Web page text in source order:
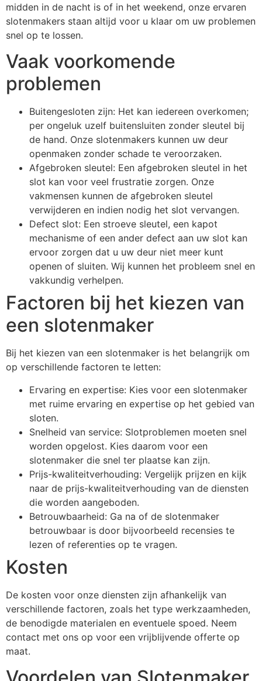
midden in de nacht is of in het weekend, onze ervaren
slotenmakers staan altijd voor u klaar om uw problemen
snel op te lossen.
Vaak voorkomende
problemen
Buitengesloten zijn: Het kan iedereen overkomen;
per ongeluk uzelf buitensluiten zonder sleutel bij
de hand. Onze slotenmakers kunnen uw deur
openmaken zonder schade te veroorzaken.
Afgebroken sleutel: Een afgebroken sleutel in het
slot kan voor veel frustratie zorgen. Onze
vakmensen kunnen de afgebroken sleutel
verwijderen en indien nodig het slot vervangen.
Defect slot: Een stroeve sleutel, een kapot
mechanisme of een ander defect aan uw slot kan
ervoor zorgen dat u uw deur niet meer kunt
openen of sluiten. Wij kunnen het probleem snel en
vakkundig verhelpen.
Factoren bij het kiezen van
een slotenmaker
Bij het kiezen van een slotenmaker is het belangrijk om
op verschillende factoren te letten:
Ervaring en expertise: Kies voor een slotenmaker
met ruime ervaring en expertise op het gebied van
sloten.
Snelheid van service: Slotproblemen moeten snel
worden opgelost. Kies daarom voor een
slotenmaker die snel ter plaatse kan zijn.
Prijs-kwaliteitverhouding: Vergelijk prijzen en kijk
naar de prijs-kwaliteitverhouding van de diensten
die worden aangeboden.
Betrouwbaarheid: Ga na of de slotenmaker
betrouwbaar is door bijvoorbeeld recensies te
lezen of referenties op te vragen.
Kosten
De kosten voor onze diensten zijn afhankelijk van
verschillende factoren, zoals het type werkzaamheden,
de benodigde materialen en eventuele spoed. Neem
contact met ons op voor een vrijblijvende offerte op
maat.